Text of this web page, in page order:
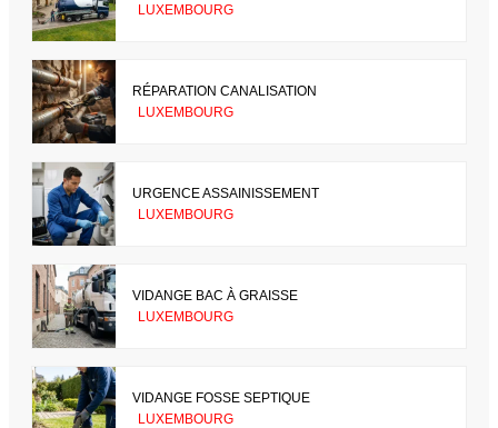
LUXEMBOURG
RÉPARATION CANALISATION
LUXEMBOURG
URGENCE ASSAINISSEMENT
LUXEMBOURG
VIDANGE BAC À GRAISSE
LUXEMBOURG
VIDANGE FOSSE SEPTIQUE
LUXEMBOURG